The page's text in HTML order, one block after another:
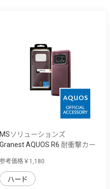
MSソリューションズ
Granest AQUOS R6 耐衝撃カー
参考価格￥1,180
ハード